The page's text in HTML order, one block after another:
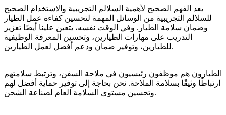
يعد الفهم الصحيح لأهمية السلالم التجريبية والاستخدام الصحيح
للسلالم التجريبية من الوسائل المهمة لتحسين كفاءة عمل الطيار
وضمان سلامة الطيار. وفي الوقت نفسه، يتعين علينا أيضًا تعزيز
التدريب على مهارات الطيارين، وتحسين المعرفة الوظيفية
للطيارين، وتوفير ضمان ودعم أفضل لعمل الطيارين.
الطيارون هم موظفون رئيسيون في ملاحة السفن، وترتبط سلامتهم
ارتباطًا وثيقًا بسلامة الملاحة. نحن بحاجة إلى توفير حماية أفضل لهم
وتحسين مستوى السلامة العام لصناعة الشحن.